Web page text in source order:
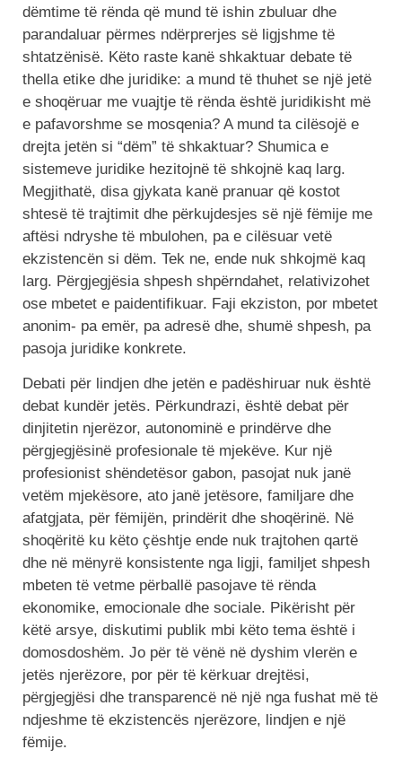
dëmtime të rënda që mund të ishin zbuluar dhe
parandaluar përmes ndërprerjes së ligjshme të
shtatzënisë. Këto raste kanë shkaktuar debate të
thella etike dhe juridike: a mund të thuhet se një jetë
e shoqëruar me vuajtje të rënda është juridikisht më
e pafavorshme se mosqenia? A mund ta cilësojë e
drejta jetën si “dëm” të shkaktuar? Shumica e
sistemeve juridike hezitojnë të shkojnë kaq larg.
Megjithatë, disa gjykata kanë pranuar që kostot
shtesë të trajtimit dhe përkujdesjes së një fëmije me
aftësi ndryshe të mbulohen, pa e cilësuar vetë
ekzistencën si dëm. Tek ne, ende nuk shkojmë kaq
larg. Përgjegjësia shpesh shpërndahet, relativizohet
ose mbetet e paidentifikuar. Faji ekziston, por mbetet
anonim- pa emër, pa adresë dhe, shumë shpesh, pa
pasoja juridike konkrete.
Debati për lindjen dhe jetën e padëshiruar nuk është
debat kundër jetës. Përkundrazi, është debat për
dinjitetin njerëzor, autonominë e prindërve dhe
përgjegjësinë profesionale të mjekëve. Kur një
profesionist shëndetësor gabon, pasojat nuk janë
vetëm mjekësore, ato janë jetësore, familjare dhe
afatgjata, për fëmijën, prindërit dhe shoqërinë. Në
shoqëritë ku këto çështje ende nuk trajtohen qartë
dhe në mënyrë konsistente nga ligji, familjet shpesh
mbeten të vetme përballë pasojave të rënda
ekonomike, emocionale dhe sociale. Pikërisht për
këtë arsye, diskutimi publik mbi këto tema është i
domosdoshëm. Jo për të vënë në dyshim vlerën e
jetës njerëzore, por për të kërkuar drejtësi,
përgjegjësi dhe transparencë në një nga fushat më të
ndjeshme të ekzistencës njerëzore, lindjen e një
fëmije.